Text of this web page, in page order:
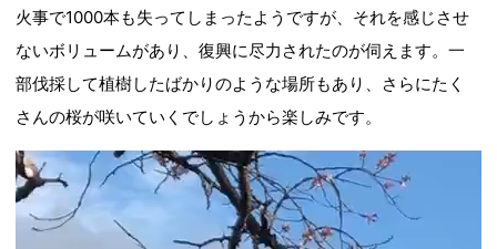
火事で1000本も失ってしまったようですが、それを感じさせ
ないボリュームがあり、復興に尽力されたのが伺えます。一
部伐採して植樹したばかりのような場所もあり、さらにたく
さんの桜が咲いていくでしょうから楽しみです。